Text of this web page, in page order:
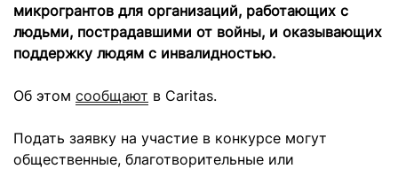
микрогрантов для организаций, работающих с
людьми, пострадавшими от войны, и оказывающих
поддержку людям с инвалидностью.
Об этом сообщают в Caritas.
Подать заявку на участие в конкурсе могут
общественные, благотворительные или